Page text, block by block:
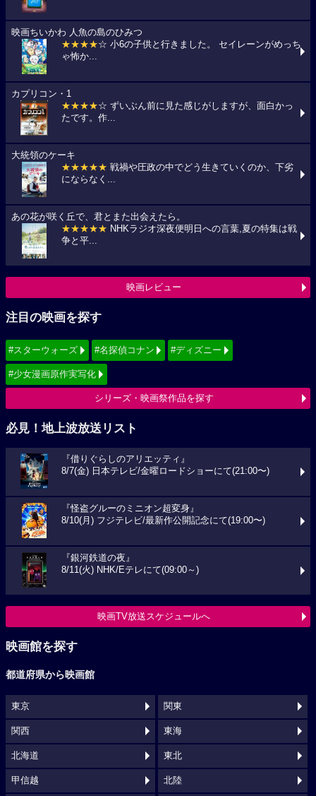
映画ちいかわ 人魚の島のひみつ
★★★★☆ 小6の子供と行きました。 セイレーンがめっち
ゃ怖か...
カプリコン・1
★★★★☆ ずいぶん前に見た感じがしますが、面白かっ
たです。作...
大統領のケーキ
★★★★★ 戦禍や圧政の中でどう生きていくのか、下劣
にならなく...
あの花が咲く丘で、君とまた出会えたら。
★★★★★ NHKラジオ深夜便明日への言葉,夏の特集は戦
争と平...
映画レビュー
注目の映画を探す
#スターウォーズ #名探偵コナン #ディズニー
#少女漫画原作実写化
シリーズ・映画祭作品を探す
必見！地上波放送リスト
『借りぐらしのアリエッティ』
8/7(金) 日本テレビ/金曜ロードショーにて(21:00〜)
『怪盗グルーのミニオン超変身』
8/10(月) フジテレビ/最新作公開記念にて(19:00〜)
『銀河鉄道の夜』
8/11(火) NHK/Eテレにて(09:00～)
映画TV放送スケジュールへ
映画館を探す
都道府県から映画館
東京 関東
関西 東海
北海道 東北
甲信越 北陸